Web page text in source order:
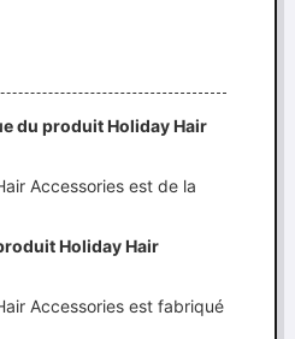
du produit Holiday Hair
Accessories est de la
Holiday Hair
Accessories est fabriqué